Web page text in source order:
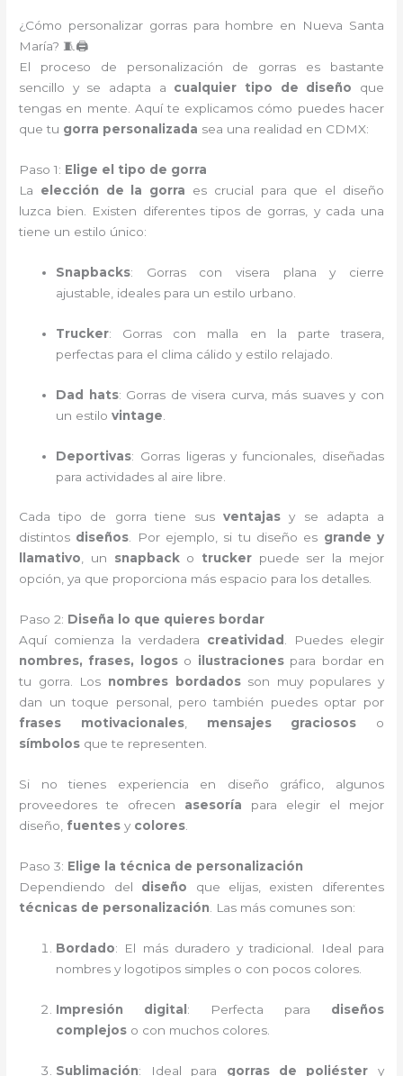
¿Cómo personalizar gorras para hombre en Nueva Santa
María? 🧵🖨️
El proceso de personalización de gorras es bastante
sencillo y se adapta a cualquier tipo de diseño que
tengas en mente. Aquí te explicamos cómo puedes hacer
que tu gorra personalizada sea una realidad en CDMX:
Paso 1: Elige el tipo de gorra
La elección de la gorra es crucial para que el diseño
luzca bien. Existen diferentes tipos de gorras, y cada una
tiene un estilo único:
Snapbacks: Gorras con visera plana y cierre
ajustable, ideales para un estilo urbano.
Trucker: Gorras con malla en la parte trasera,
perfectas para el clima cálido y estilo relajado.
Dad hats: Gorras de visera curva, más suaves y con
un estilovintage
Deportivas: Gorras ligeras y funcionales, diseñadas
para actividades al aire libre.
Cada tipo de gorra tiene susventajas y se adapta a
distintos diseños. Por ejemplo, si tu diseño es grande y
llamativo, un snapbacko trucker puede ser la mejor
opción, ya que proporciona más espacio para los detalles.
Paso 2: Diseña lo que quieres bordar
Aquí comienza la verdadera creatividad . Puedes elegir
nombres, frases, logoso ilustracionespara bordar en
tu gorra. Los nombres bordadosson muy populares y
dan un toque personal, pero también puedes optar por
frases motivacionales, mensajes graciosos o
símbolos que te representen.
Si no tienes experiencia en diseño gráfico, algunos
proveedores te ofrecen asesoría para elegir el mejor
diseño, fuentes y colores
Paso 3: Elige la técnica de personalización
Dependiendo del diseño que elijas, existen diferentes
técnicas de personalización . Las más comunes son:
Bordado: El más duradero y tradicional. Ideal para
nombres y logotipos simples o con pocos colores.
Impresión digital : Perfecta para diseños
complejos o con muchos colores.
Sublimación: Ideal para gorras de poliéster y